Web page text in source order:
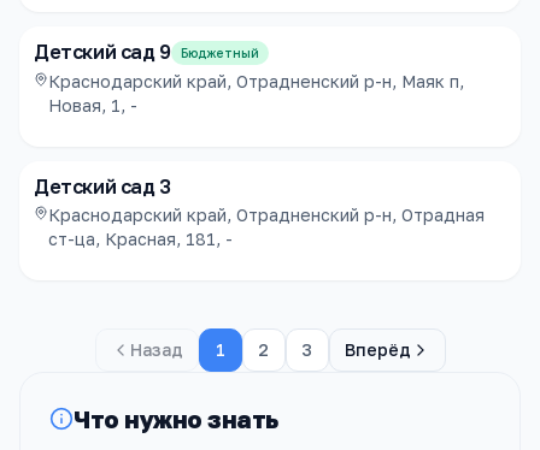
Детский сад 9 Бюджетный
Краснодарский край, Отрадненский р-н, Маяк п,
Новая, 1, -
Детский сад 3
Краснодарский край, Отрадненский р-н, Отрадная
ст-ца, Красная, 181, -
Назад 1 2 3 Вперёд
Что нужно знать